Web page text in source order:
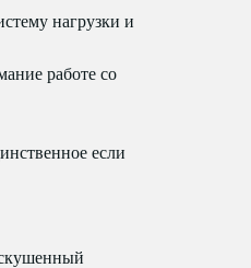
нагрузки и
работе со
если